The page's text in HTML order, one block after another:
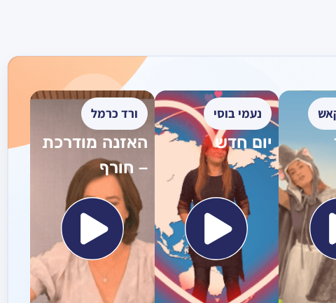
נעמי בוסי
יום חדש
ורד כרמל
האזנה מודרכת
– חורף